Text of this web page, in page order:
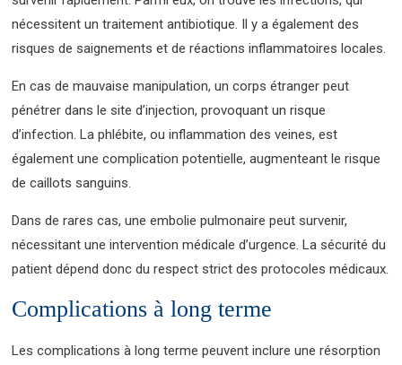
nécessitent un traitement antibiotique. Il y a également des
risques de saignements et de réactions inflammatoires locales.
En cas de mauvaise manipulation, un corps étranger peut
pénétrer dans le site d’injection, provoquant un risque
d’infection. La phlébite, ou inflammation des veines, est
également une complication potentielle, augmenteant le risque
de caillots sanguins.
Dans de rares cas, une embolie pulmonaire peut survenir,
nécessitant une intervention médicale d’urgence. La sécurité du
patient dépend donc du respect strict des protocoles médicaux.
Complications à long terme
Les complications à long terme peuvent inclure une résorption